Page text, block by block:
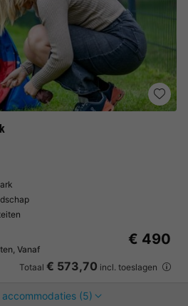
Vanaf
€ 490
Totaal € 573,70 incl. toeslagen
accommodaties (5)